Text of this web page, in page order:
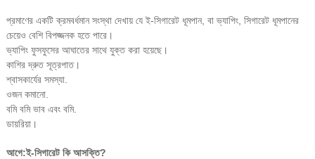
প্রমাণের একটি ক্রমবর্ধমান সংস্থা দেখায় যে ই-সিগারেট ধূমপান, বা ভ্যাপিং, সিগারেট ধূমপানের
চেয়েও বেশি বিপজ্জনক হতে পারে।
ভ্যাপিং ফুসফুসের আঘাতের সাথে যুক্ত করা হয়েছে।
কাশির দ্রুত সূত্রপাত।
শ্বাসকার্যের সমস্যা.
ওজন কমানো.
বমি বমি ভাব এবং বমি.
ডায়রিয়া।
আগে:ই-সিগারেট কি আসক্তি?